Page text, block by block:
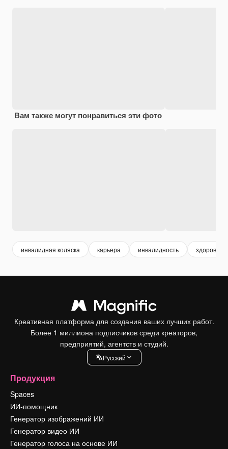
Вам также могут понравиться эти фото
инвалидная коляска карьера инвалидность здоровье
Креативная платформа для создания ваших лучших работ.
Более 1 миллиона подписчиков среди креаторов,
предприятий, агентств и студий.
Pусский
Продукция
Spaces
ИИ-помощник
Генератор изображений ИИ
Генератор видео ИИ
Генератор голоса на основе ИИ